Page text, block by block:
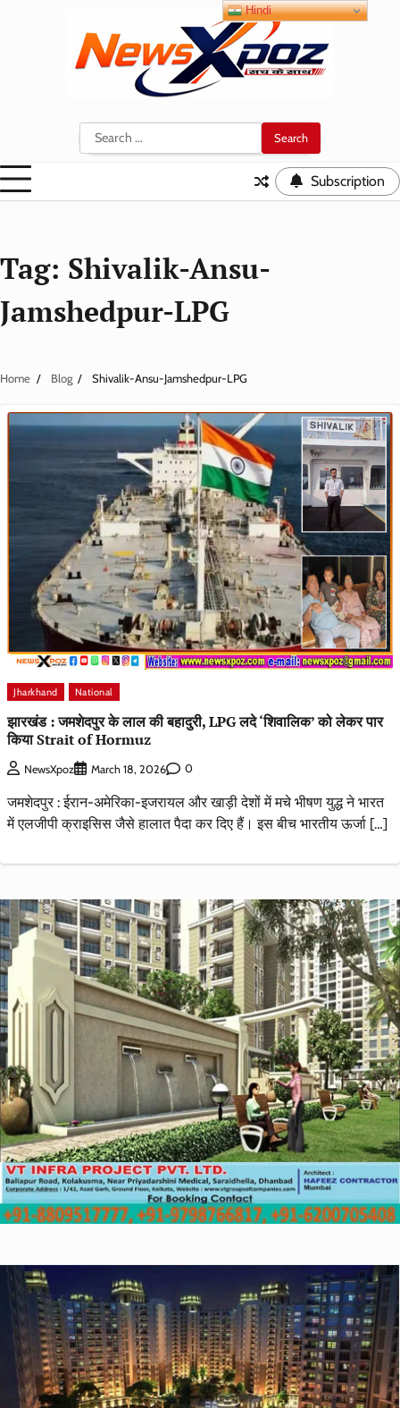
Search
for:
Subscription
Tag: Shivalik-Ansu-
Jamshedpur-LPG
Home Blog Shivalik-Ansu-Jamshedpur-LPG
Jharkhand National
झारखंड : जमशेदपुर के लाल की बहादुरी, LPG लदे ‘शिवालिक’ को लेकर पार
किया Strait of Hormuz
NewsXpoz March 18, 2026 0
जमशेदपुर : ईरान-अमेरिका-इजरायल और खाड़ी देशों में मचे भीषण युद्ध ने भारत
में एलजीपी क्राइसिस जैसे हालात पैदा कर दिए हैं। इस बीच भारतीय ऊर्जा […]
Hindi